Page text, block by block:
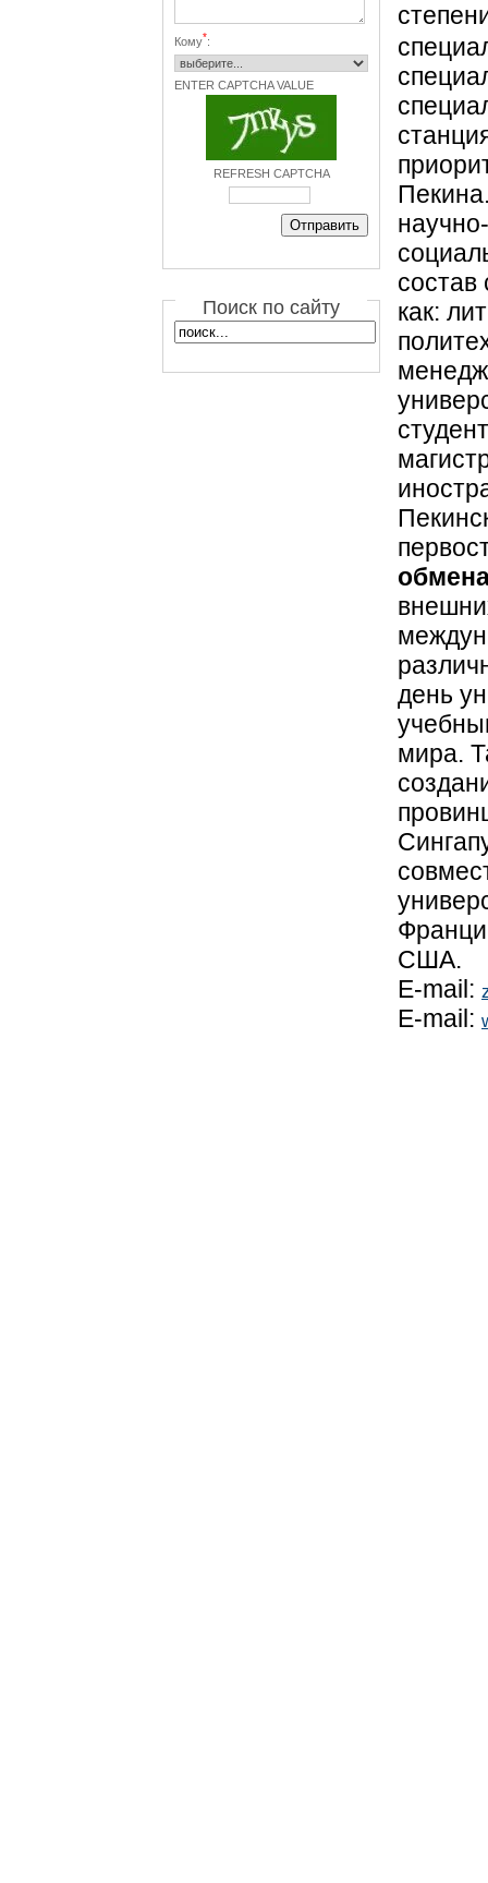
Кому*:
ENTER CAPTCHA VALUE
REFRESH CAPTCHA
Поиск по сайту
состав
как:
день
мира.
США.
E-mail:
E-mail: